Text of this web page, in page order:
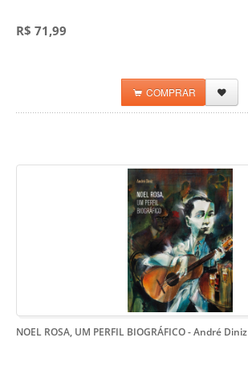
R$ 71,99
COMPRAR
NOEL ROSA, UM PERFIL BIOGRÁFICO - André Diniz